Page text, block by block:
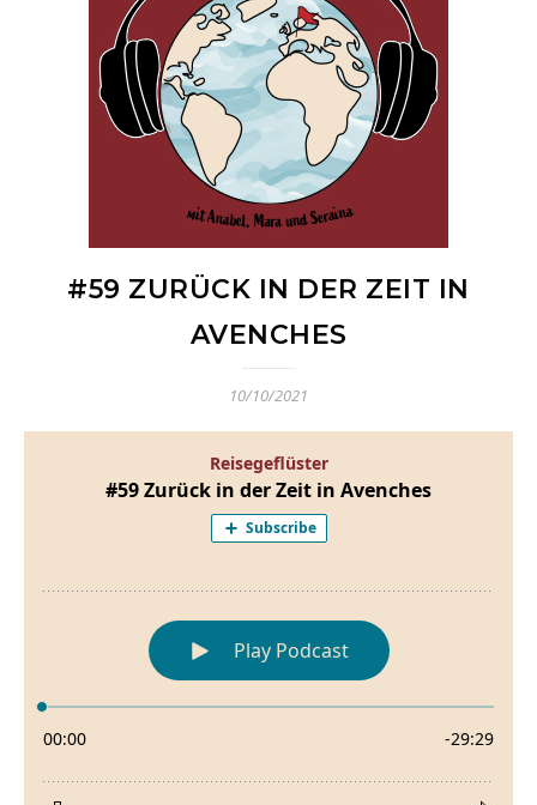
#59 ZURÜCK IN DER ZEIT IN
AVENCHES
10/10/2021